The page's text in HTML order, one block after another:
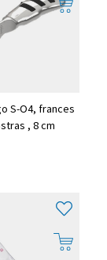
S-O4, frances
, 8 cm